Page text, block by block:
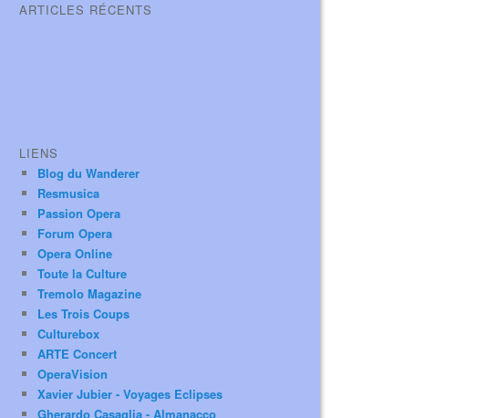
ARTICLES RÉCENTS
LIENS
Blog du Wanderer
Resmusica
Passion Opera
Forum Opera
Opera Online
Toute la Culture
Tremolo Magazine
Les Trois Coups
Culturebox
ARTE Concert
OperaVision
Xavier Jubier - Voyages Eclipses
Gherardo Casaglia - Almanacco